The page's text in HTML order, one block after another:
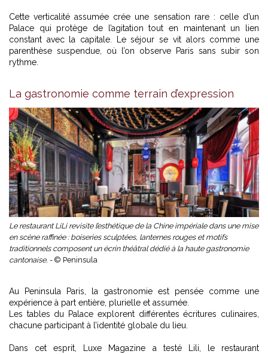
Cette verticalité assumée crée une sensation rare : celle d’un
Palace qui protège de l’agitation tout en maintenant un lien
constant avec la capitale. Le séjour se vit alors comme une
parenthèse suspendue, où l’on observe Paris sans subir son
rythme.
La gastronomie comme terrain d’expression
Le restaurant LiLi revisite l’esthétique de la Chine impériale dans une mise
en scène raffinée : boiseries sculptées, lanternes rouges et motifs
traditionnels composent un écrin théâtral dédié à la haute gastronomie
cantonaise. - © Peninsula
Au Peninsula Paris, la gastronomie est pensée comme une
expérience à part entière, plurielle et assumée.
Les tables du Palace explorent différentes écritures culinaires,
chacune participant à l’identité globale du lieu.
Dans cet esprit, Luxe Magazine a testé
Lili, le restaurant